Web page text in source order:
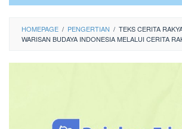
HOMEPAGE / PENGERTIAN / TEKS CERITA
WARISAN BUDAYA INDONESIA MELALUI CERITA